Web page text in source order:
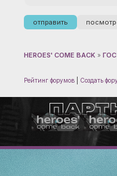
HEROES' COME BACK »
Рейтинг форумов Создать